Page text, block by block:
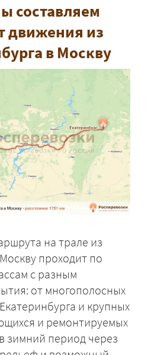
составляем
движения из
в Москву
на трале из
проходит по
с разным
от многополосных
и крупных
и ремонтируемых
зимний период через